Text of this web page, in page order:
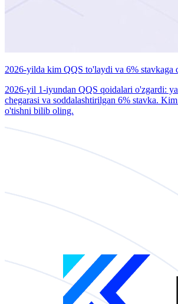
2026-yilda kim QQS to'laydi va 6% stavkaga
2026-yil 1-iyundan QQS qoidalari o'zgardi:
chegarasi va soddalashtirilgan 6% stavka.
o'tishni bilib oling.